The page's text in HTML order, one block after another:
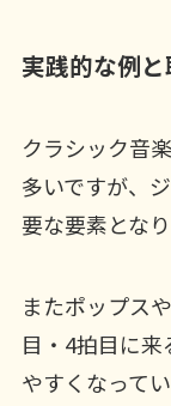
実践的な例
クラシック音
多いですが、
要な要素となり
またポップス
目・4拍目に
やすくなってい